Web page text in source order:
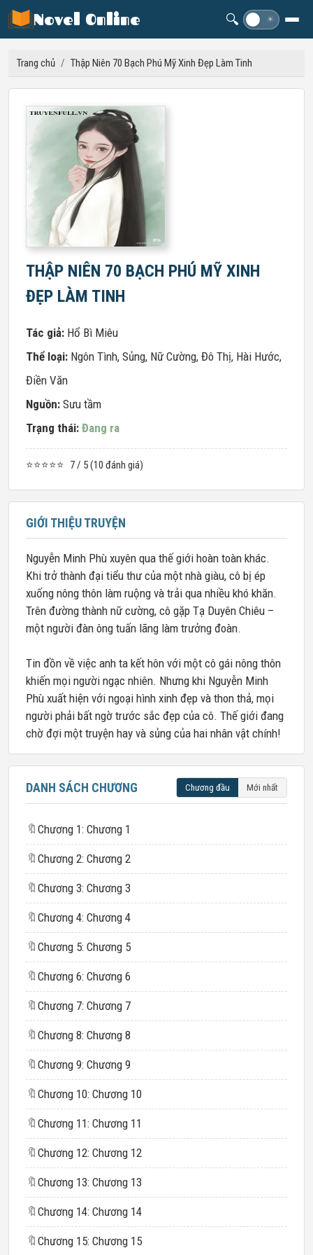
Novel Online 🔍 ☀
Trang chủ / Thập Niên 70 Bạch Phú Mỹ Xinh Đẹp Làm Tinh
THẬP NIÊN 70 BẠCH PHÚ MỸ XINH
ĐẸP LÀM TINH
Tác giả: Hổ Bì Miêu
Thể loại: Ngôn Tình, Sủng, Nữ Cường, Đô Thị, Hài Hước,
Điền Văn
Nguồn: Sưu tầm
Trạng thái: Đang ra
⭐⭐⭐⭐⭐ 7 / 5 (10 đánh giá)
GIỚI THIỆU TRUYỆN
Nguyễn Minh Phù xuyên qua thế giới hoàn toàn khác.
Khi trở thành đại tiểu thư của một nhà giàu, cô bị ép
xuống nông thôn làm ruộng và trải qua nhiều khó khăn.
Trên đường thành nữ cường, cô gặp Tạ Duyên Chiêu –
một người đàn ông tuấn lãng làm trưởng đoàn.
Tin đồn về việc anh ta kết hôn với một cô gái nông thôn
khiến mọi người ngạc nhiên. Nhưng khi Nguyễn Minh
Phù xuất hiện với ngoại hình xinh đẹp và thon thả, mọi
người phải bất ngờ trước sắc đẹp của cô. Thế giới đang
chờ đợi một truyện hay và sủng của hai nhân vật chính!
DANH SÁCH CHƯƠNG Chương đầu Mới nhất
🔖 Chương 1: Chương 1
🔖 Chương 2: Chương 2
🔖 Chương 3: Chương 3
🔖 Chương 4: Chương 4
🔖 Chương 5: Chương 5
🔖 Chương 6: Chương 6
🔖 Chương 7: Chương 7
🔖 Chương 8: Chương 8
🔖 Chương 9: Chương 9
🔖 Chương 10: Chương 10
🔖 Chương 11: Chương 11
🔖 Chương 12: Chương 12
🔖 Chương 13: Chương 13
🔖 Chương 14: Chương 14
🔖 Chương 15: Chương 15